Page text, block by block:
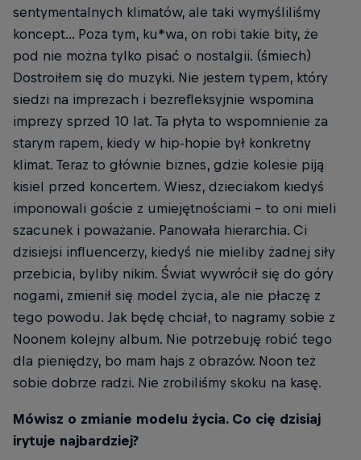
sentymentalnych klimatów, ale taki wymyśliliśmy
koncept... Poza tym, ku*wa, on robi takie bity, że
pod nie można tylko pisać o nostalgii. (śmiech)
Dostroiłem się do muzyki. Nie jestem typem, który
siedzi na imprezach i bezrefleksyjnie wspomina
imprezy sprzed 10 lat. Ta płyta to wspomnienie za
starym rapem, kiedy w hip-hopie był konkretny
klimat. Teraz to głównie biznes, gdzie kolesie piją
kisiel przed koncertem. Wiesz, dzieciakom kiedyś
imponowali goście z umiejętnościami - to oni mieli
szacunek i poważanie. Panowała hierarchia. Ci
dzisiejsi influencerzy, kiedyś nie mieliby żadnej siły
przebicia, byliby nikim. Świat wywrócił się do góry
nogami, zmienił się model życia, ale nie płaczę z
tego powodu. Jak będę chciał, to nagramy sobie z
Noonem kolejny album. Nie potrzebuję robić tego
dla pieniędzy, bo mam hajs z obrazów. Noon też
sobie dobrze radzi. Nie zrobiliśmy skoku na kasę.
Mówisz o zmianie modelu życia. Co cię dzisiaj
irytuje najbardziej?